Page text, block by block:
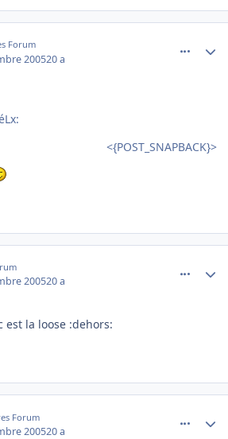
Forum
200520 a
<{POST_SNAPBACK}>
200520 a
est la loose :dehors:
Forum
200520 a